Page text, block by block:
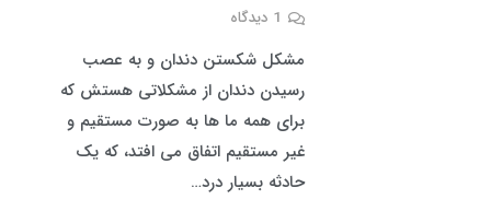
1 دیدگاه
مشکل شکستن دندان و به عصب
رسیدن دندان از مشکلاتی هستش که
برای همه ما ها به صورت مستقیم و
غیر مستقیم اتفاق می افتد، که یک
حادثه بسیار درد…